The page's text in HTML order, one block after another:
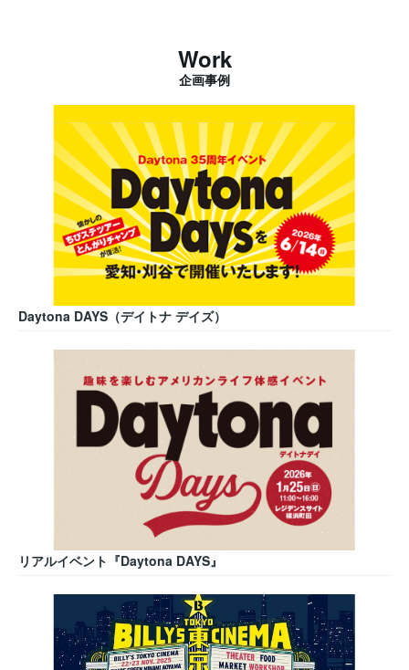
Work
企画事例
Daytona DAYS（デイトナ デイズ）
リアルイベント『Daytona DAYS』